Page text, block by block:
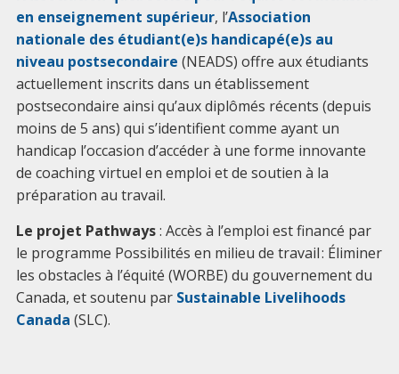
en enseignement supérieur, l’Association
nationale des étudiant(e)s handicapé(e)s au
niveau postsecondaire (NEADS) offre aux étudiants
actuellement inscrits dans un établissement
postsecondaire ainsi qu’aux diplômés récents (depuis
moins de 5 ans) qui s’identifient comme ayant un
handicap l’occasion d’accéder à une forme innovante
de coaching virtuel en emploi et de soutien à la
préparation au travail.
Le projet Pathways: Accès à l’emploi est financé par
le programme Possibilités en milieu de travail : Éliminer
les obstacles à l’équité (WORBE) du gouvernement du
Canada, et soutenu par Sustainable Livelihoods
Canada (SLC).